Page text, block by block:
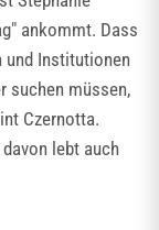
ankommt. Dass
und Institutionen
suchen müssen,
Czernotta.
lebt auch